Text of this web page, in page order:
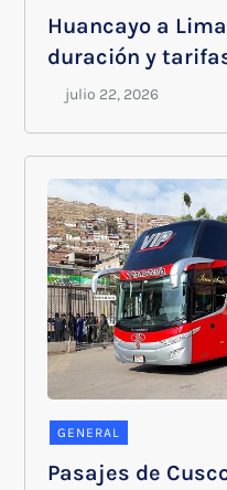
Huancayo a
duración y
GENERAL
Pasajes de